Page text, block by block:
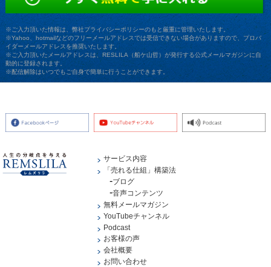
※ご入力頂いた情報は、弊社プライバシーポリシーのもと厳重に管理いたします。
※Yahoo、hotmailなどのフリーメールアドレスでは受信できない場合がありますので、プロバ
イダーメールアドレスを推奨いたします。
※ご入力頂いたメールアドレスは、RESLILA（船ケ山哲）が発行する公式メールマガジンに自
動的に登録されます。
※配信解除はいつでもご自身で簡単に行うことができます。
サービス内容
「売れる仕組」構築法
ブログ
音声コンテンツ
無料メールマガジン
YouTubeチャンネル
Podcast
お客様の声
会社概要
お問い合わせ